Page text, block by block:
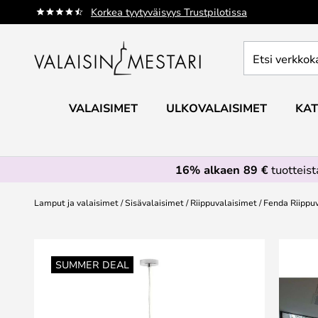
Korkea tyytyväisyys Trustpilotissa
Skip
to
verkkokaupan
VALAISIMET ULKOVALAISIMET
16% alkaen 89 €
Lamput ja valaisimet Sisävalaisimet Riippuvalaisimet Fenda
SUMMER DEAL